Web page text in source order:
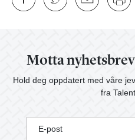
Motta
Hold deg oppdatert med våre
fra
E-post